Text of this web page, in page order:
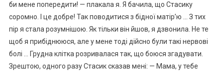
би мене попередити! — плакала я. Я бачила, що Стасику
соромно. І це добре! Так поводитися з бідної матір’ю … З тих
пір я стала розумнішою. Як тільки він йшов, я дзвонила. Не те
щоб я прибіднююся, але у мене тоді дійсно були такі нервові
болі … Грудна клітка розривалася так, що боюся згадувати.
Зрештою, одного разу Стасик сказав мені: — Мама, у тебе